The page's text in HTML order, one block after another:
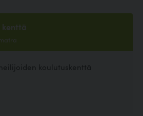
kenttä
koulutuskenttä